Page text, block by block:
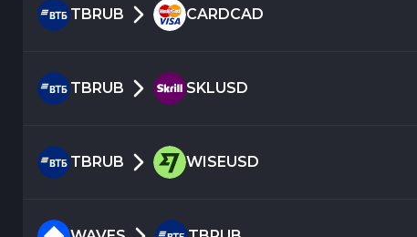
TBRUB CARDCAD
TBRUB SKLUSD
TBRUB WISEUSD